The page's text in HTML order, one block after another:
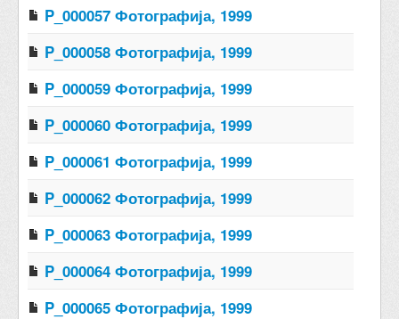
P_000057 Фотографија, 1999
P_000058 Фотографија, 1999
P_000059 Фотографија, 1999
P_000060 Фотографија, 1999
P_000061 Фотографија, 1999
P_000062 Фотографија, 1999
P_000063 Фотографија, 1999
P_000064 Фотографија, 1999
P_000065 Фотографија, 1999